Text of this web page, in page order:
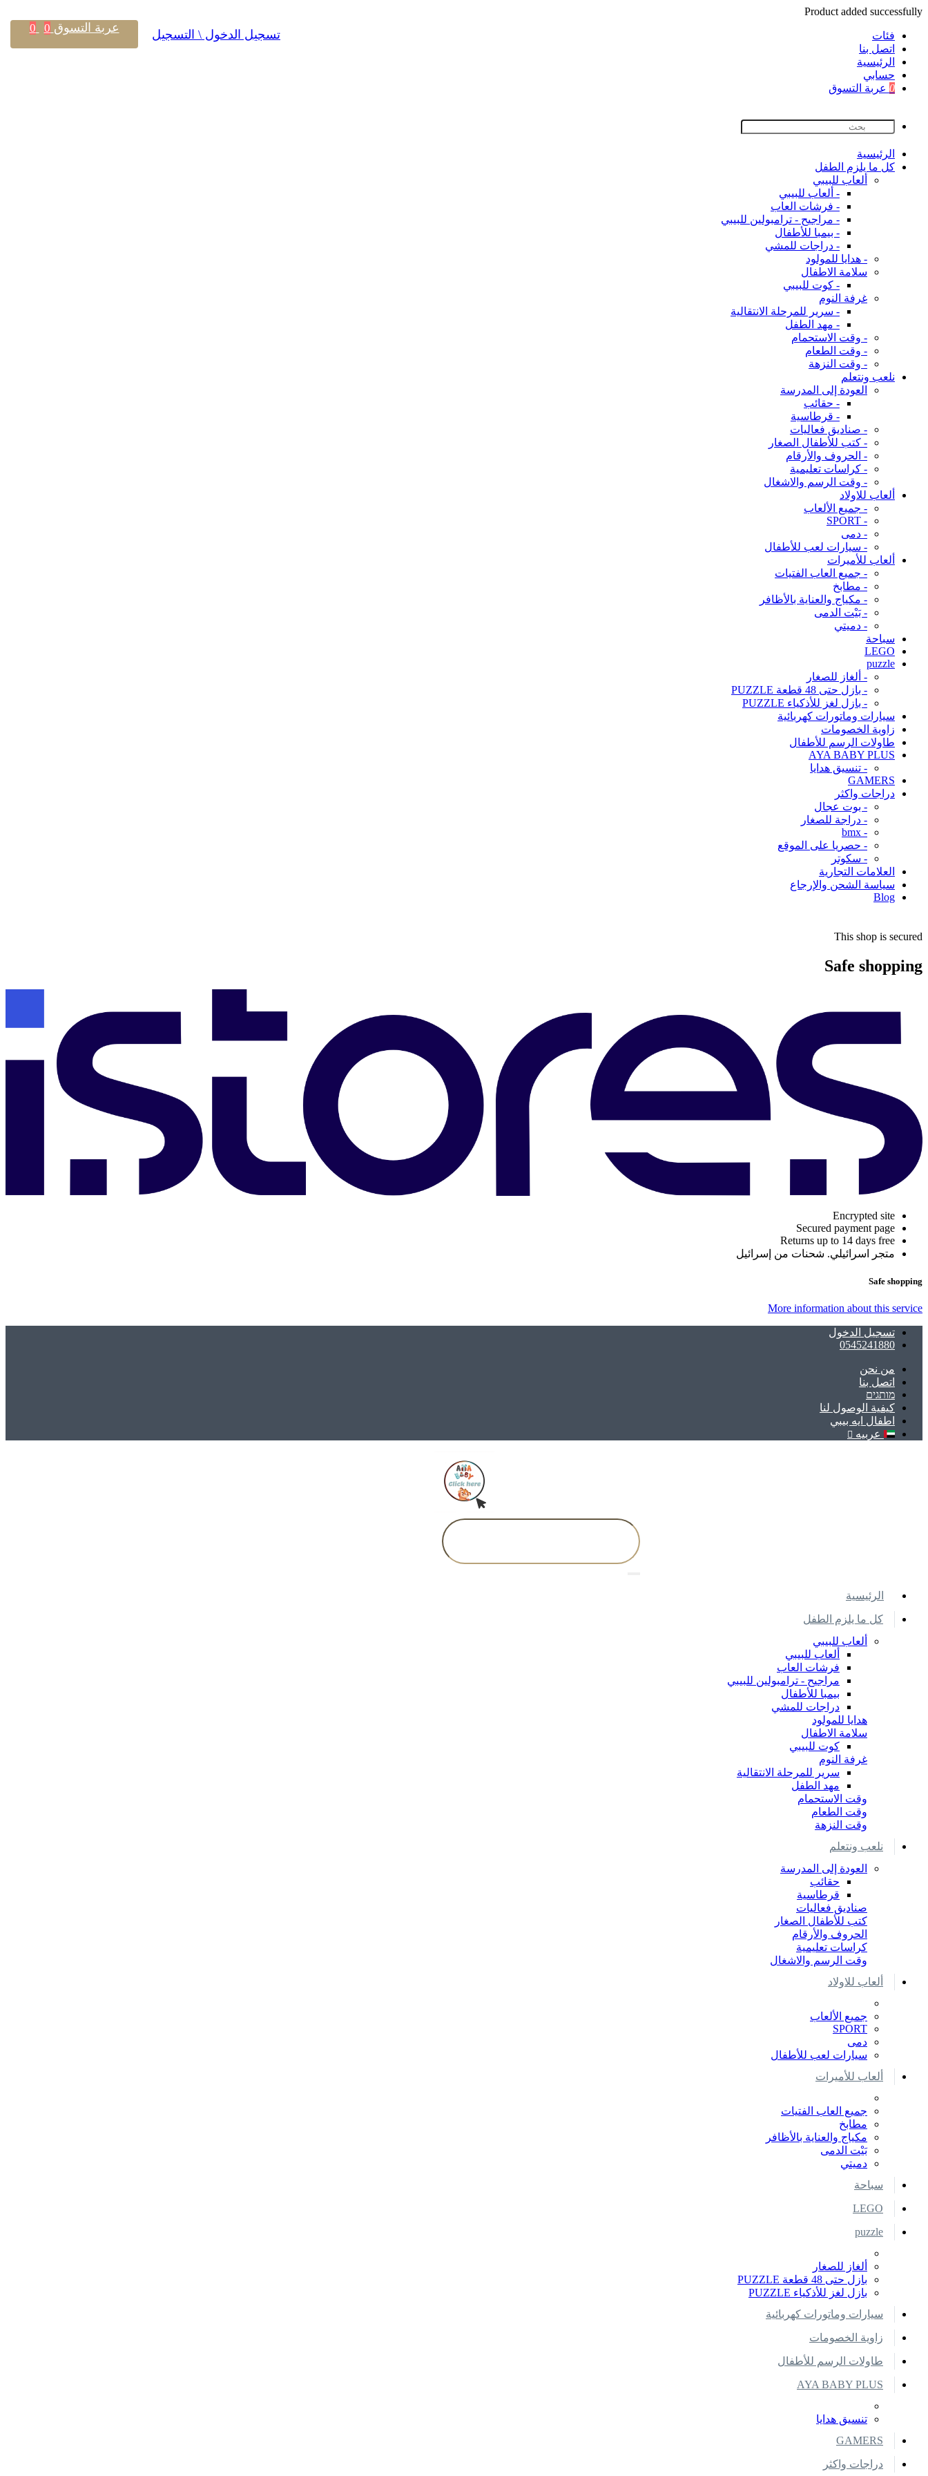
Product added successfully
فئات
اتصل بنا
اﻟﺮﺋﻴﺴﻴﺔ
حسابي
0 عربة التسوق
اﻟﺮﺋﻴﺴﻴﺔ
كل ما يلزم الطفل
ألعاب للبيبي
- ألعاب للبيبي
- فرشات العاب
- مراجيح - ترامبولين للبيبي
- بيمبا للأطفال
- دراجات للمشي
- هدايا للمولود
سلامة الاطفال
- كوت للبيبي
غرفة النوم
- سرير للمرحلة الانتقالية
- مهد الطفل
- وقت الاستحمام
- وقت الطعام
- وقت النزهة
نلعب ونتعلم
العودة إلى المدرسة
- حقائب
- قرطاسية
- صناديق فعاليات
- كتب للأطفال الصغار
- الحروف والأرقام
- كراسات تعليمية
- وقت الرسم والاشغال
ألعاب للاولاد
- جميع الألعاب
- SPORT
- دمى
- سيارات لعب للأطفال
ألعاب للأميرات
- جميع العاب الفتيات
- مطابخ
- مكياج والعناية بالأظافر
- بَيْت الدمى
- دميتي
سباحة
LEGO
puzzle
- ألغاز للصغار
- بازل حتى 48 قطعة PUZZLE
- بازل لغز للأذكياء PUZZLE
سيارات وماتورات كهربائية
زاوية الخصومات
طاولات الرسم للأطفال
AYA BABY PLUS
- تنسيق هدايا
GAMERS
دراجات واكثر
- بوت عجال
- دراجة للصغار
- bmx
- حصريا على الموقع
- سكوتر
العلامات التجارية
سياسة الشحن والإرجاع
Blog
This shop is secured
Safe shopping
Encrypted site
Secured payment page
Returns up to 14 days free
متجر اسرائيلي. شحنات من إسرائيل
Safe shopping
More information about this service
تسجيل الدخول
0545241880
ﻣﻦ ﻧﺤﻦ
اتصل بنا
מותגים
كيفية الوصول لنا
اطفال ايه بيبي
عربيه
تسجيل الدخول \ التسجيل عربة التسوق 0
0
اﻟﺮﺋﻴﺴﻴﺔ
كل ما يلزم الطفل
ألعاب للبيبي
ألعاب للبيبي
فرشات العاب
مراجيح - ترامبولين للبيبي
بيمبا للأطفال
دراجات للمشي
هدايا للمولود
سلامة الاطفال
كوت للبيبي
غرفة النوم
سرير للمرحلة الانتقالية
مهد الطفل
وقت الاستحمام
وقت الطعام
وقت النزهة
نلعب ونتعلم
العودة إلى المدرسة
حقائب
قرطاسية
صناديق فعاليات
كتب للأطفال الصغار
الحروف والأرقام
كراسات تعليمية
وقت الرسم والاشغال
ألعاب للاولاد
جميع الألعاب
SPORT
دمى
سيارات لعب للأطفال
ألعاب للأميرات
جميع العاب الفتيات
مطابخ
مكياج والعناية بالأظافر
بَيْت الدمى
دميتي
سباحة
LEGO
puzzle
ألغاز للصغار
بازل حتى 48 قطعة PUZZLE
بازل لغز للأذكياء PUZZLE
سيارات وماتورات كهربائية
زاوية الخصومات
طاولات الرسم للأطفال
AYA BABY PLUS
تنسيق هدايا
GAMERS
دراجات واكثر